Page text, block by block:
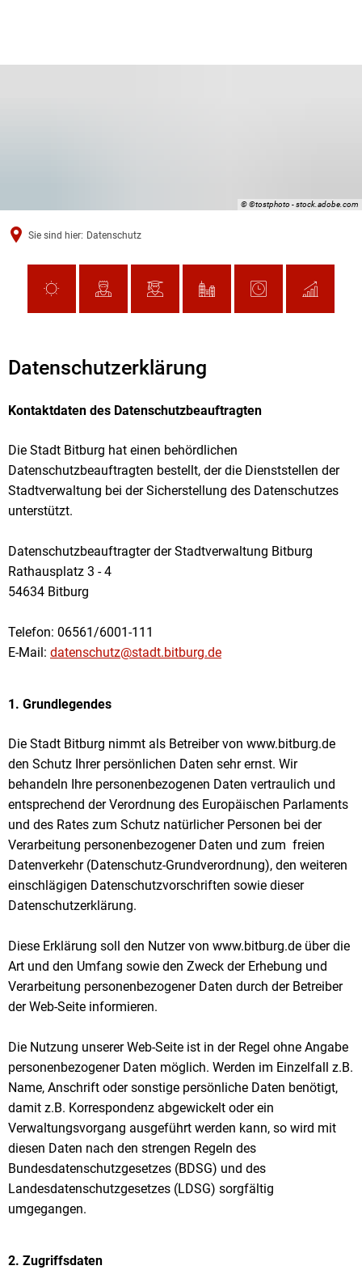
© ©tostphoto - stock.adobe.com
Sie sind hier: Datenschutz
Datenschutzerklärung
Kontaktdaten des Datenschutzbeauftragten
Die Stadt Bitburg hat einen behördlichen
Datenschutzbeauftragten bestellt, der die Dienststellen der
Stadtverwaltung bei der Sicherstellung des Datenschutzes
unterstützt.
Datenschutzbeauftragter der Stadtverwaltung Bitburg
Rathausplatz 3 - 4
54634 Bitburg
Telefon: 06561/6001-111
E-Mail: datenschutz@stadt.bitburg.de
1. Grundlegendes
Die Stadt Bitburg nimmt als Betreiber von www.bitburg.de
den Schutz Ihrer persönlichen Daten sehr ernst. Wir
behandeln Ihre personenbezogenen Daten vertraulich und
entsprechend der Verordnung des Europäischen Parlaments
und des Rates zum Schutz natürlicher Personen bei der
Verarbeitung personenbezogener Daten und zum freien
Datenverkehr (Datenschutz-Grundverordnung), den weiteren
einschlägigen Datenschutzvorschriften sowie dieser
Datenschutzerklärung.
Diese Erklärung soll den Nutzer von www.bitburg.de über die
Art und den Umfang sowie den Zweck der Erhebung und
Verarbeitung personenbezogener Daten durch der Betreiber
der Web-Seite informieren.
Die Nutzung unserer Web-Seite ist in der Regel ohne Angabe
personenbezogener Daten möglich. Werden im Einzelfall z.B.
Name, Anschrift oder sonstige persönliche Daten benötigt,
damit z.B. Korrespondenz abgewickelt oder ein
Verwaltungsvorgang ausgeführt werden kann, so wird mit
diesen Daten nach den strengen Regeln des
Bundesdatenschutzgesetzes (BDSG) und des
Landesdatenschutzgesetzes (LDSG) sorgfältig
umgegangen.
2. Zugriffsdaten